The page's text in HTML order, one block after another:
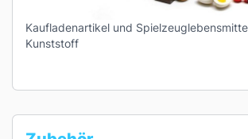
Kaufladenartikel und
Kunststoff